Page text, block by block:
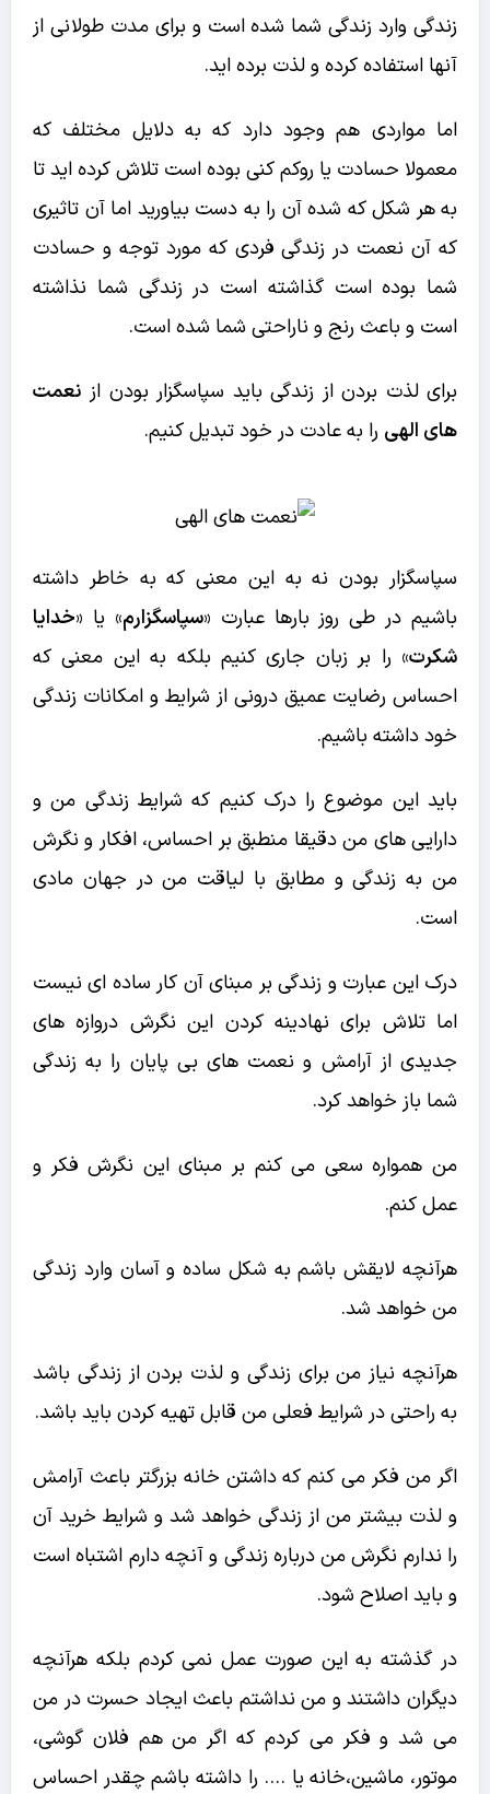
زندگی وارد زندگی شما شده است و برای مدت طولانی از
آنها استفاده کرده و لذت برده اید.
اما مواردی هم وجود دارد که به دلایل مختلف که
معمولا حسادت یا روکم کنی بوده است تلاش کرده اید تا
به هر شکل که شده آن را به دست بیاورید اما آن تاثیری
که آن نعمت در زندگی فردی که مورد توجه و حسادت
شما بوده است گذاشته است در زندگی شما نذاشته
است و باعث رنج و ناراحتی شما شده است.
برای لذت بردن از زندگی باید سپاسگزار بودن از نعمت
های الهی را به عادت در خود تبدیل کنیم.
سپاسگزار بودن نه به این معنی که به خاطر داشته
باشیم در طی روز بارها عبارت «سپاسگزارم» یا «خدایا
شکرت»‌ را بر زبان جاری کنیم بلکه به این معنی که
احساس رضایت عمیق درونی از شرایط و امکانات زندگی
خود داشته باشیم.
باید این موضوع را درک کنیم که شرایط زندگی من و
دارایی های من دقیقا منطبق بر احساس،‌ افکار و نگرش
من به زندگی و مطابق با لیاقت من در جهان مادی
است.
درک این عبارت و زندگی بر مبنای آن کار ساده ای نیست
اما تلاش برای نهادینه کردن این نگرش دروازه های
جدیدی از آرامش و نعمت های بی پایان را به زندگی
شما باز خواهد کرد.
من همواره سعی می کنم بر مبنای این نگرش فکر و
عمل کنم.
هرآنچه لایقش باشم به شکل ساده و آسان وارد زندگی
من خواهد شد.
هرآنچه نیاز من برای زندگی و لذت بردن از زندگی باشد
به راحتی در شرایط فعلی من قابل تهیه کردن باید باشد.
اگر من فکر می کنم که داشتن خانه بزرگتر باعث آرامش
و لذت بیشتر من از زندگی خواهد شد و شرایط خرید آن
را ندارم نگرش من درباره زندگی و آنچه دارم اشتباه‌ است
و باید اصلاح شود.
در گذشته به این صورت عمل نمی کردم بلکه هرآنچه
دیگران داشتند و من نداشتم باعث ایجاد حسرت در من
می شد و فکر می کردم که اگر من هم فلان گوشی،
موتور، ماشین،‌خانه یا …. را داشته باشم چقدر احساس